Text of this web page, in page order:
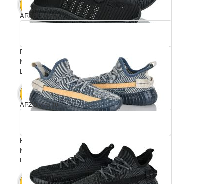
В КОШИК 3200 грн.
Розмірний ряд: 36-41
Комплектація ящика: 8
Ціна за пару: 400 грн.
В КОШИК 3200 грн.
ARZO 778-13
Розмірний ряд: 36-41
Комплектація ящика: 8
Ціна за пару: 400 грн.
В КОШИК
ARZO 778-10